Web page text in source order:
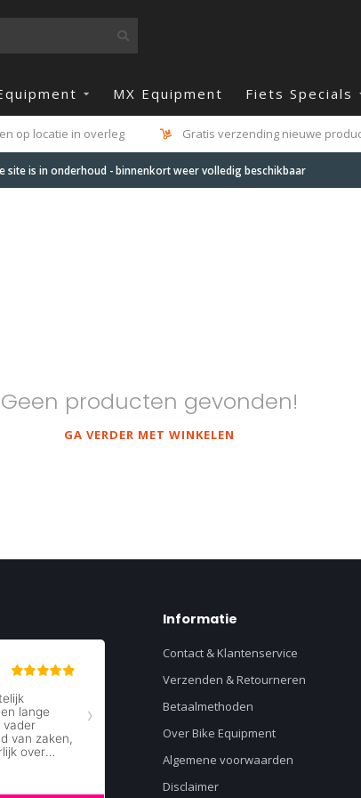
MX Equipment Fiets Specials
op locatie in overleg Gratis verzending nieuwe
site is in onderhoud - binnenkort weer volledig beschikbaar
Geen producten gevonden!
GA VERDER MET WINKELEN
Informatie
Contact & Klantenservice
Verzenden & Retourneren
Betaalmethoden
Over Bike Equipment
Algemene voorwaarden
Disclaimer